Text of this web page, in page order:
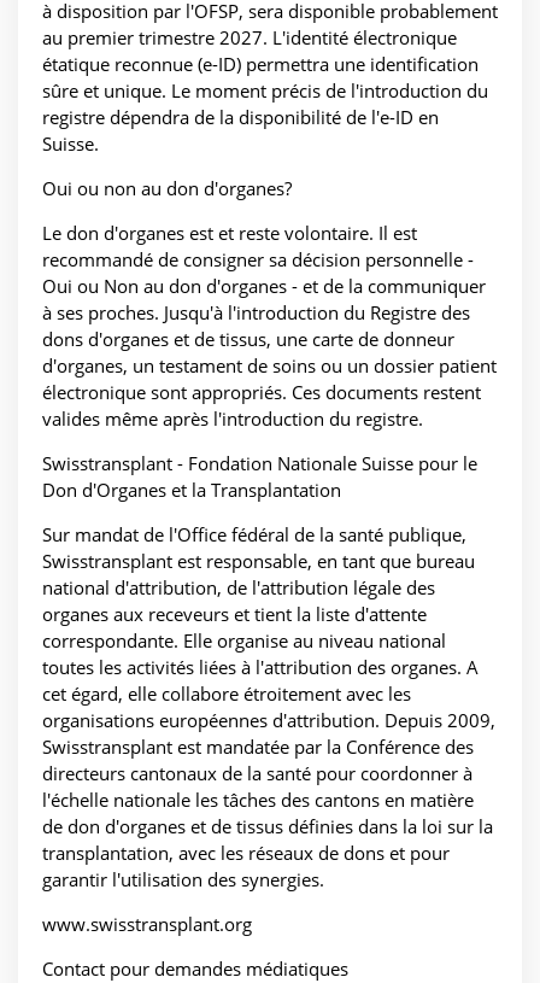
à disposition par l'OFSP, sera disponible probablement
au premier trimestre 2027. L'identité électronique
étatique reconnue (e-ID) permettra une identification
sûre et unique. Le moment précis de l'introduction du
registre dépendra de la disponibilité de l'e-ID en
Suisse.
Oui ou non au don d'organes?
Le don d'organes est et reste volontaire. Il est
recommandé de consigner sa décision personnelle -
Oui ou Non au don d'organes - et de la communiquer
à ses proches. Jusqu'à l'introduction du Registre des
dons d'organes et de tissus, une carte de donneur
d'organes, un testament de soins ou un dossier patient
électronique sont appropriés. Ces documents restent
valides même après l'introduction du registre.
Swisstransplant - Fondation Nationale Suisse pour le
Don d'Organes et la Transplantation
Sur mandat de l'Office fédéral de la santé publique,
Swisstransplant est responsable, en tant que bureau
national d'attribution, de l'attribution légale des
organes aux receveurs et tient la liste d'attente
correspondante. Elle organise au niveau national
toutes les activités liées à l'attribution des organes. A
cet égard, elle collabore étroitement avec les
organisations européennes d'attribution. Depuis 2009,
Swisstransplant est mandatée par la Conférence des
directeurs cantonaux de la santé pour coordonner à
l'échelle nationale les tâches des cantons en matière
de don d'organes et de tissus définies dans la loi sur la
transplantation, avec les réseaux de dons et pour
garantir l'utilisation des synergies.
www.swisstransplant.org
Contact pour demandes médiatiques